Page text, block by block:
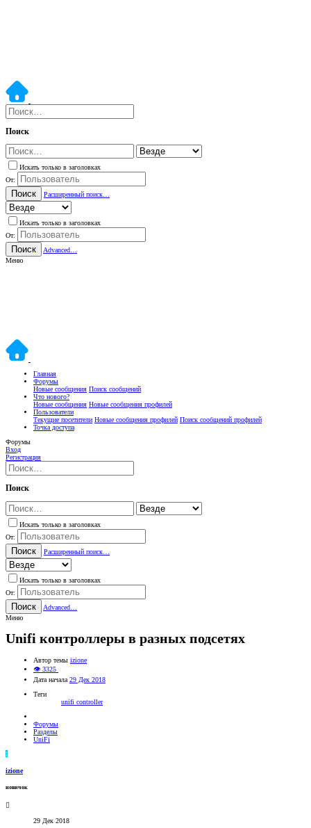
Поиск
Искать только в заголовках
От:
Поиск Расширенный поиск…
Искать только в заголовках
От:
Поиск
Advanced…
Меню
Главная
Форумы
Новые сообщения Поиск сообщений
Что нового?
Новые сообщения Новые сообщения профилей
Пользователи
Текущие посетители Новые сообщения профилей Поиск сообщений профилей
Точка доступа
Форумы
Вход
Регистрация
Поиск
Искать только в заголовках
От:
Поиск Расширенный поиск…
Искать только в заголовках
От:
Поиск
Advanced…
Меню
Unifi контроллеры в разных подсетях
Автор темы izione
👁 3325
Дата начала 29 Дек 2018
Теги
unifi controller
Форумы
Разделы
UniFi
I
izione
новичок
29 Дек 2018